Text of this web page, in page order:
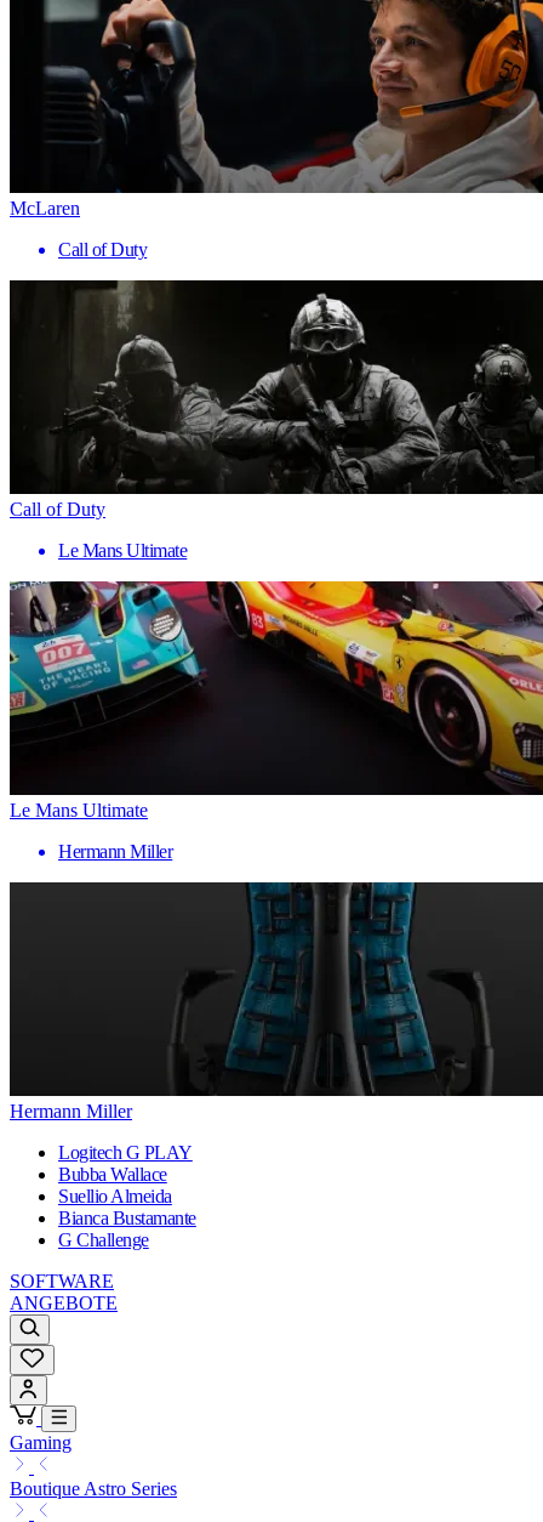
McLaren
Call of Duty
Call of Duty
Le Mans Ultimate
Le Mans Ultimate
Hermann Miller
Hermann Miller
Logitech G PLAY
Bubba Wallace
Suellio Almeida
Bianca Bustamante
G Challenge
SOFTWARE
ANGEBOTE
Gaming
Boutique Astro Series